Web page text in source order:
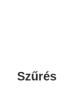
Szűrés